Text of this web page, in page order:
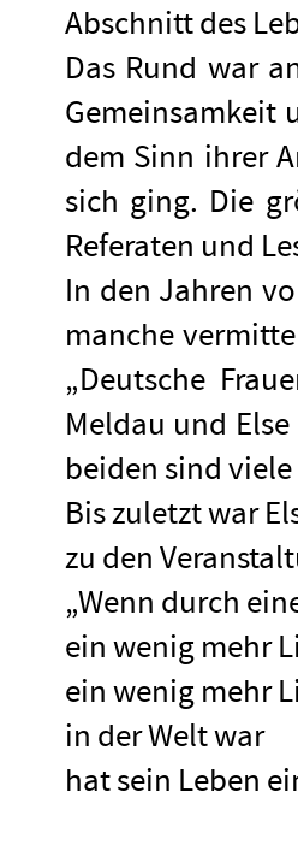
Abschnitt des
Das Rund war
Gemeinsamkeit
dem Sinn ihrer
sich ging. Die
Referaten und
In den Jahren
manche
„Deutsche
Meldau und
beiden sind
Bis zuletzt war
zu den
„Wenn durch
ein wenig mehr
ein wenig mehr
in der Welt war
hat sein Leben